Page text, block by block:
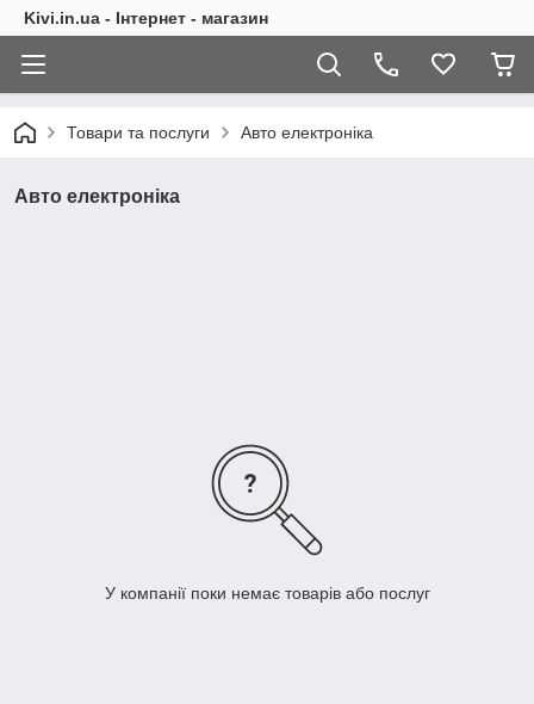
Kivi.in.ua - Інтернет - магазин
Товари та послуги Авто електроніка
Авто електроніка
У компанії поки немає товарів або послуг